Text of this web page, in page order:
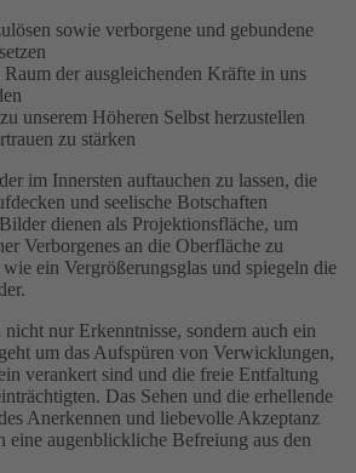
sowie verborgene und gebundene
der ausgleichenden Kräfte in uns
unserem Höheren Selbst herzustellen
zu stärken
im Innersten auftauchen zu lassen, die
und seelische Botschaften
dienen als Projektionsfläche, um
Verborgenes an die Oberfläche zu
ein Vergrößerungsglas und spiegeln die
nur Erkenntnisse, sondern auch ein
um das Aufspüren von Verwicklungen,
verankert sind und die freie Entfaltung
Das Sehen und die erhellende
Anerkennen und liebevolle Akzeptanz
eine augenblickliche Befreiung aus den